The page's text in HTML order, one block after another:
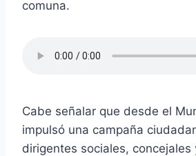
comuna.
Cabe señalar que desde el
impulsó una campaña
dirigentes sociales, concejales